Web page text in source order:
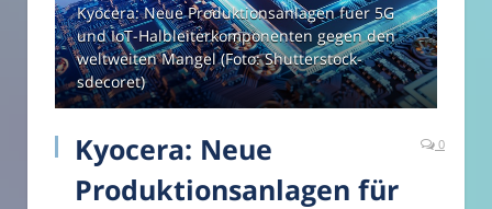
Kyocera: Neue Produktionsanlagen fuer 5G
und IoT-Halbleiterkomponenten gegen den
weltweiten Mangel (Foto: Shutterstock-
sdecoret)
Kyocera: Neue
Produktionsanlagen für
0